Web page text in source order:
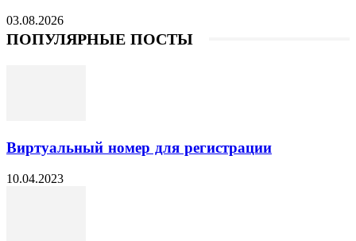
03.08.2026
ПОПУЛЯРНЫЕ ПОСТЫ
Виртуальный номер для регистрации
10.04.2023